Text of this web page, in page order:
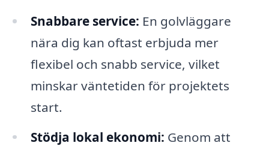
Snabbare service: En golvläggare
nära dig kan oftast erbjuda mer
flexibel och snabb service, vilket
minskar väntetiden för projektets
start.
Stödja lokal ekonomi: Genom att